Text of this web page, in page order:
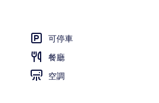
可停車
餐廳
空調